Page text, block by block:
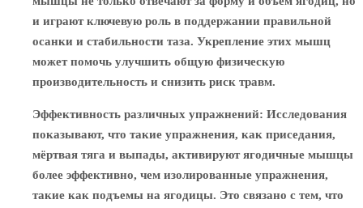
и играют ключевую роль в поддержании правильной
осанки и стабильности таза. Укрепление этих мышц
может помочь улучшить общую физическую
производительность и снизить риск травм.
Эффективность различных упражнений: Исследования
показывают, что такие упражнения, как приседания,
мёртвая тяга и выпады, активируют ягодичные мышцы
более эффективно, чем изолированные упражнения,
такие как подъемы на ягодицы. Это связано с тем, что